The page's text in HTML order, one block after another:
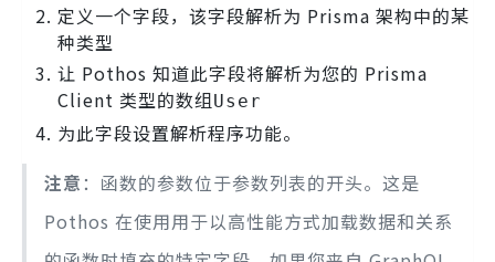
定义一个字段，该字段解析为 Prisma 架构中的某
种类型
让 Pothos 知道此字段将解析为您的 Prisma
Client 类型的数组User
为此字段设置解析程序功能。
注意 ：函数的参数位于参数列表的开头。这是
Pothos 在使用用于以高性能方式加载数据和关系